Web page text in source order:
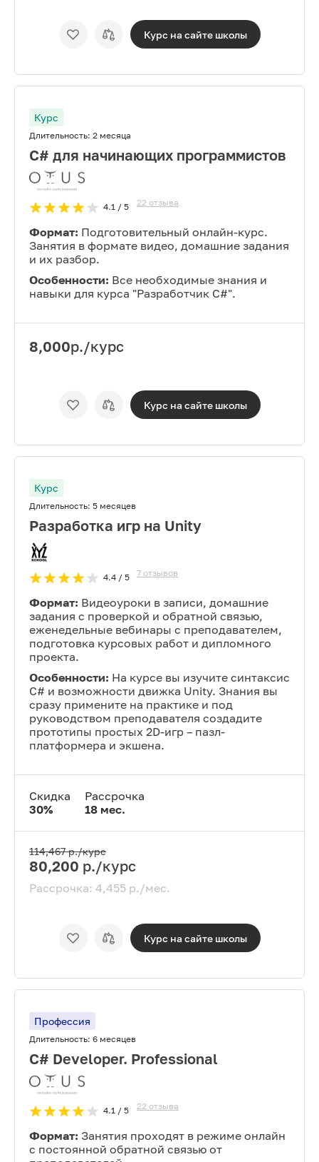
Курс на сайте школы
Курс
Длительность: 2 месяца
С# для начинающих программистов
4.1/ 5 22 отзыва
Формат: Подготовительный онлайн-курс.
Занятия в формате видео, домашние задания
и их разбор.
Особенности: Все необходимые знания и
навыки для курса "Разработчик С#".
8,000р./курс
Курс на сайте школы
Курс
Длительность: 5 месяцев
Разработка игр на Unity
4.4/ 5 7 отзывов
Формат: Видеоуроки в записи, домашние
задания с проверкой и обратной связью,
еженедельные вебинары с преподавателем,
подготовка курсовых работ и дипломного
проекта.
Особенности: На курсе вы изучите синтаксис
C# и возможности движка Unity. Знания вы
сразу примените на практике и под
руководством преподавателя создадите
прототипы простых 2D-игр – пазл-
платформера и экшена.
Скидка
30%
Рассрочка
18 мес.
114,467р./курс
80,200 р./курс
Рассрочка: 4,455 р./мес.
Курс на сайте школы
Профессия
Длительность: 6 месяцев
C# Developer. Professional
4.1/ 5 22 отзыва
Формат: Занятия проходят в режиме онлайн
с постоянной обратной связью от